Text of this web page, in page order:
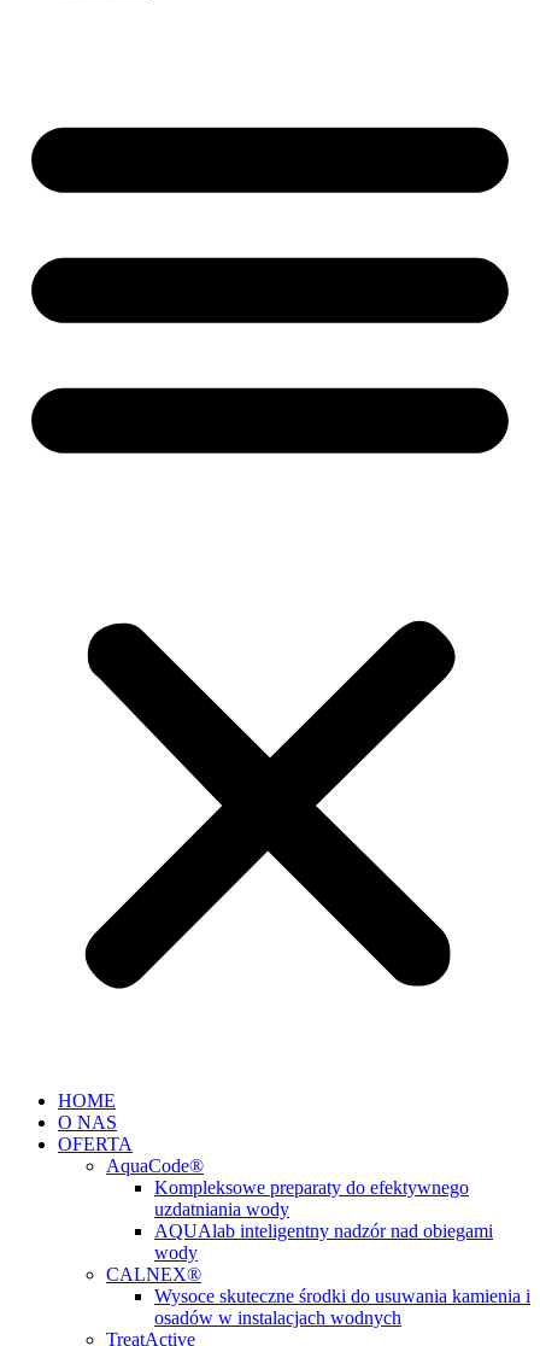
HOME
O NAS
OFERTA
AquaCode®
Kompleksowe preparaty do efektywnego
uzdatniania wody
AQUAlab inteligentny nadzór nad obiegami
wody
CALNEX®
Wysoce skuteczne środki do usuwania kamienia i
osadów w instalacjach wodnych
TreatActive